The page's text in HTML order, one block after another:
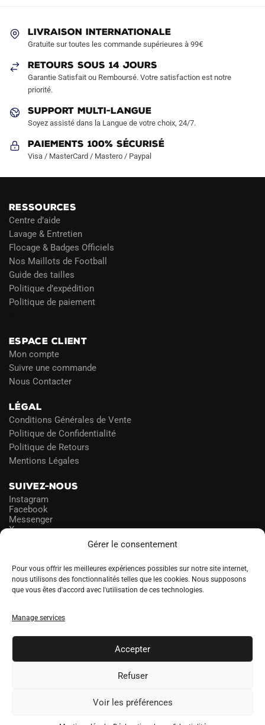
Gérer le consentement
Pour vous offrir les meilleures expériences possibles sur notre site internet,
nous utilisons des fonctionnalités telles que les cookies. Nous supposons
que vous êtes d'accord avec l'utilisation de ces technologies.
Manage services
Accepter
Refuser
Voir les préférences
LIVRAISON INTERNATIONALE
Gratuite sur toutes les commande supérieures à 99€
RETOURS SOUS 14 JOURS
Garantie Satisfait ou Remboursé. Votre satisfaction est notre
priorité.
SUPPORT MULTI-LANGUE
Soyez assisté dans la Langue de votre choix, 24/7.
Paiements 100% Sécurisé
Visa / MasterCard / Mastero / Paypal
RESSOURCES
Centre d’aide
Lavage & Entretien
Flocage & Badges Officiels
Nos Maillots de Football
Guide des tailles
Politique d’expédition
Politique de paiement
ESPACE CLIENT
Mon compte
Suivre une commande
Nous Contacter
LÉGAL
Conditions Générales de Vente
Politique de Confidentialité
Politique de Retours
Mentions Légales
SUIVEZ-NOUS
Instagram
Facebook
Messenger
X
LANGUE